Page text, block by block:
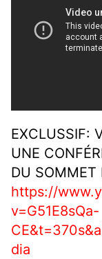
EXCLUSSIF:
UNE
DU SOMMET
https://
v=G51E8sQa-
dia